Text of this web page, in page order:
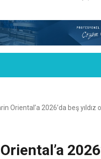
Oriental’a 2026’da beş yıldız